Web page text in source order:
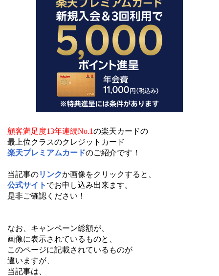
顧客満足度13年連続No.1の楽天カードの
最上位クラスのクレジットカード
楽天プレミアムカードのご紹介です！
当記事のリンクか画像をクリックすると、
公式サイト でお申し込み出来ます。
是非ご確認ください！
なお、キャンペーン総額が、
画像に表示されているものと、
このページに記載されているものが
違いますが、
当記事は、